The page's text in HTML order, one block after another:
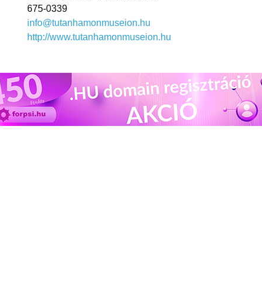
675-0339
info@tutanhamonmuseion.hu
http://www.tutanhamonmuseion.hu